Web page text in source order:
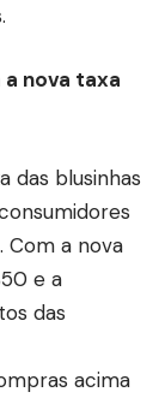
nova taxa
das blusinhas
Com a nova
e a
das
acima